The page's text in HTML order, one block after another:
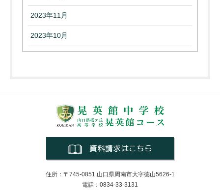
2023年11月
2023年10月
資料請求はこちら
住所：〒745-0851 山口県周南市大字徳山5626-1
電話：0834-33-3131